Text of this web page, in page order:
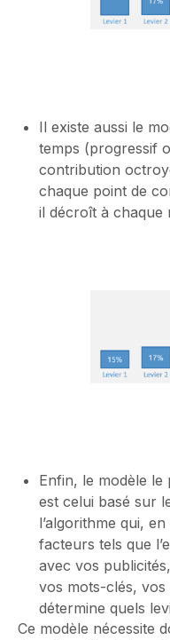
Il existe aussi le
temps (progressif
contribution
chaque point de
il décroît à chaque
Enfin, le modèle le
est celui basé sur
l’algorithme qui,
facteurs tels que
avec vos
vos mots-clés,
détermine quels
Ce modèle nécessite